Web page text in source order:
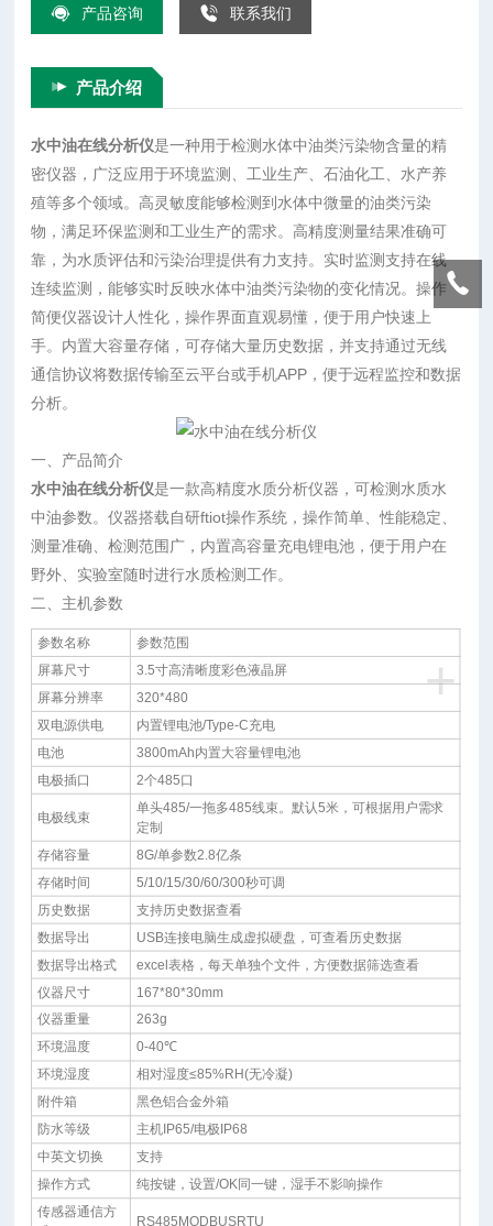
产品咨询 联系我们
产品介绍
水中油在线分析仪是一种用于检测水体中油类污染物含量的精
密仪器，广泛应用于环境监测、工业生产、石油化工、水产养
殖等多个领域。高灵敏度能够检测到水体中微量的油类污染
物，满足环保监测和工业生产的需求。高精度测量结果准确可
靠，为水质评估和污染治理提供有力支持。实时监测支持在线
连续监测，能够实时反映水体中油类污染物的变化情况。操作
简便仪器设计人性化，操作界面直观易懂，便于用户快速上
手。内置大容量存储，可存储大量历史数据，并支持通过无线
通信协议将数据传输至云平台或手机APP，便于远程监控和数据
分析。
一、产品简介
水中油在线分析仪是一款高精度水质分析仪器，可检测水质水
中油参数。仪器搭载自研ftiot操作系统，操作简单、性能稳定、
测量准确、检测范围广，内置高容量充电锂电池，便于用户在
野外、实验室随时进行水质检测工作。
二、主机参数
+
参数名称 参数范围
屏幕尺寸 3.5寸高清晰度彩色液晶屏
屏幕分辨率 320*480
双电源供电
内置锂电池/Type-C充电
电池
3800mAh内置大容量锂电池
电极插口 2个485口
电极线束
单头485/一拖多485线束。默认5米，可根据用户需求
定制
存储容量
8G/单参数2.8亿条
存储时间
5/10/15/30/60/300秒可调
历史数据
支持历史数据查看
数据导出
USB连接电脑生成虚拟硬盘，可查看历史数据
数据导出格式 excel表格，每天单独个文件，方便数据筛选查看
仪器尺寸 167*80*30mm
仪器重量
263g
环境温度
0-40℃
环境湿度
相对湿度≤85%RH(无冷凝)
附件箱
黑色铝合金外箱
防水等级 主机IP65/电极IP68
中英文切换
支持
操作方式
纯按键，设置/OK同一键，湿手不影响操作
传感器通信方
RS485MODBUSRTU